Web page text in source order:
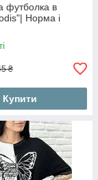
футболка в
Норма і
₴
Купити